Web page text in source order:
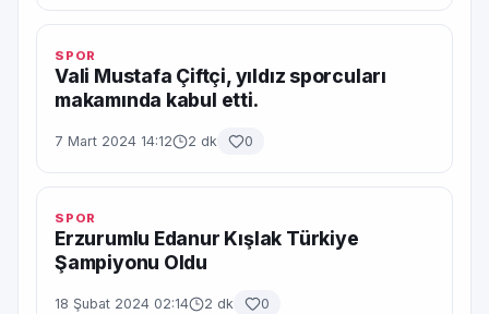
SPOR
Vali Mustafa Çiftçi, yıldız sporcuları
makamında kabul etti.
7 Mart 2024 14:12 2 dk 0
SPOR
Erzurumlu Edanur Kışlak Türkiye
Şampiyonu Oldu
18 Şubat 2024 02:14 2 dk 0